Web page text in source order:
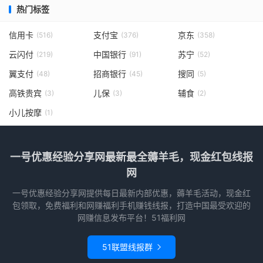
热门标签
信用卡 (516) 支付宝 (376) 京东 (358)
云闪付 (219) 中国银行 (91) 苏宁 (52)
翼支付 (48) 招商银行 (45) 搜同 (5)
高铁贵宾 (3) 儿保 (3) 辅食 (2)
小儿按摩 (1)
一号优惠经验分享网最新最全薅羊毛，现金红包线报
网
一号优惠经验分享网提供每日最新内部优惠，薅羊毛活动，现金红
包领取，免费福利和网赚福利手机赚钱线报，打造中国最受欢迎的
网赚信息发布平台！51福利网
51联盟线报群 